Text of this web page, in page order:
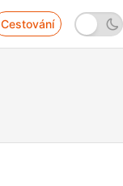
Cestování